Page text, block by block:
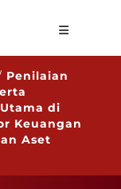
Penilaian
di
Keuangan
Aset